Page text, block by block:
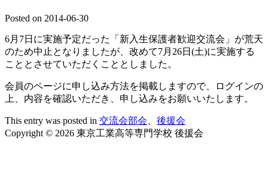
Posted on 2014-06-30
6月7日に実施予定だった「新入生保護者歓迎交流会」が荒天
のため中止となりましたが、改めて7月26日(土)に実施する
こととさせていただくこととしました。
会員のページに申し込み方法を掲載しますので、ログインの
上、内容を確認いただき、申し込みをお願いいたします。
This entry was posted in 交流会部会
後援会
Copyright © 2026 東京工業高等専門学校 後援会